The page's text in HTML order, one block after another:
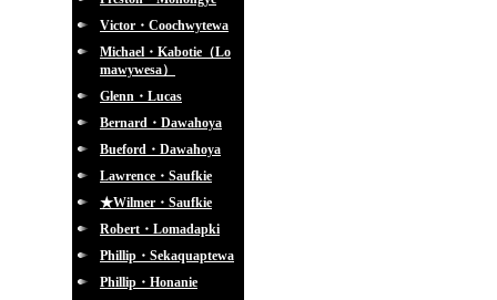
Victor・Coochwytewa
Michael・Kabotie（Lo
mawywesa）
Glenn・Lucas
Bernard・Dawahoya
Bueford・Dawahoya
Lawrence・Saufkie
★Wilmer・Saufkie
Robert・Lomadapki
Phillip・Sekaquaptewa
Phillip・Honanie